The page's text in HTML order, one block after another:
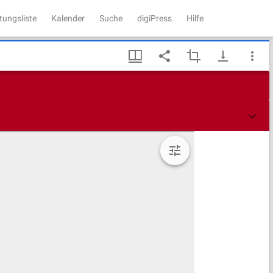
Kalender Suche digiPress Hilfe